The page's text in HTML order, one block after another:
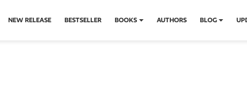
NEW RELEASE BESTSELLER BOOKS AUTHORS BLOG